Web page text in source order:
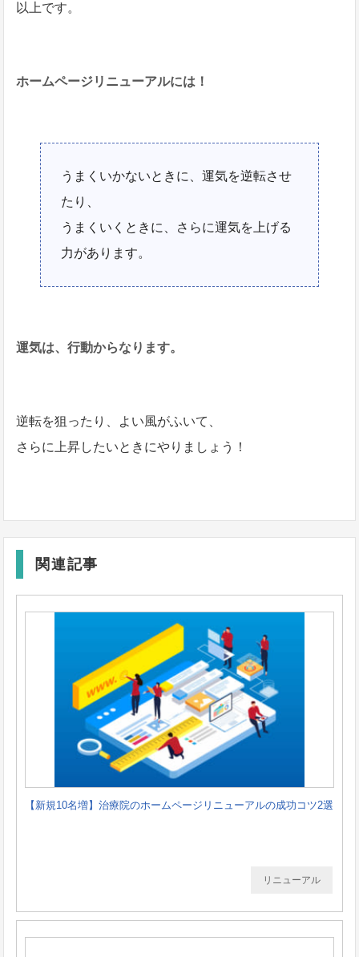
以上です。
ホームページリニューアルには！
うまくいかないときに、運気を逆転させ
たり、
うまくいくときに、さらに運気を上げる
力があります。
運気は、行動からなります。
逆転を狙ったり、よい風がふいて、
さらに上昇したいときにやりましょう！
関連記事
【新規10名増】治療院のホームページリニューアルの成功コツ2選
リニューアル